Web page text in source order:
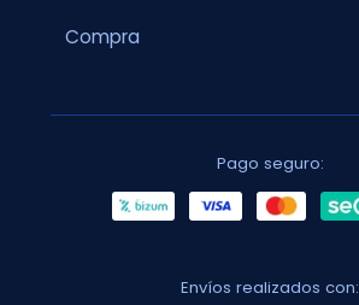
Compra
Pago seguro:
Envíos realizados con: